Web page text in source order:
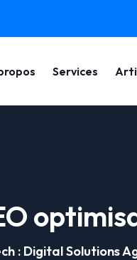
Services
: Digital Solutions